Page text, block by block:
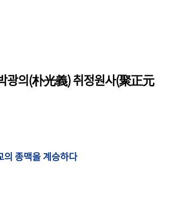
광의(朴光義) 취정원사(聚正元
의 종맥을 계승하다